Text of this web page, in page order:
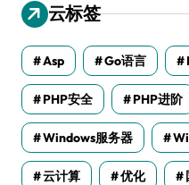
云标签
Asp Go语言
PHP安全 PHP进阶
Windows服务器
云计算 优化